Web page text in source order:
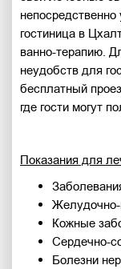
непосредственно
гостиница в
ванно-терапию.
неудобств для
бесплатный
где гости могут
Показания для
Кожные
Сердечно-
Болезни